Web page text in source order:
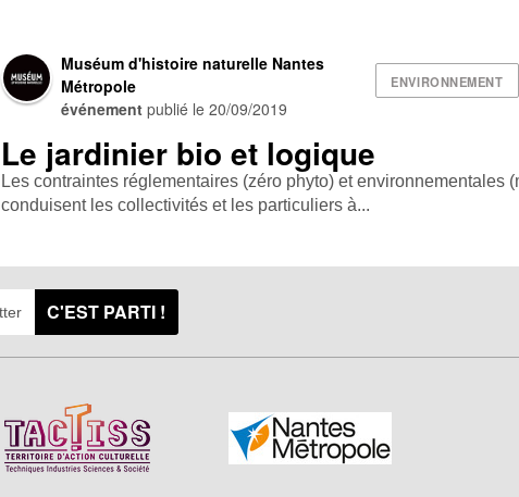
ENVIRONNEMENT
Muséum d'histoire naturelle Nantes
Métropole
événement publié le20/09/2019
Le jardinier bio et logique
Les contraintes réglementaires (zéro phyto) et environnementales
conduisent les collectivités et les particuliers à...
C'EST PARTI !